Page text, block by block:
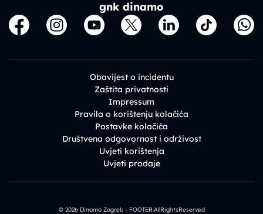
gnk dinamo
Obavijest o incidentu
Zaštita privatnosti
Impressum
Pravila o korištenju kolačića
Postavke kolačića
Društvena odgovornost i održivost
Uvjeti korištenja
Uvjeti prodaje
© 2026 Dinamo Zagreb - FOOTER.AllRightsReserved